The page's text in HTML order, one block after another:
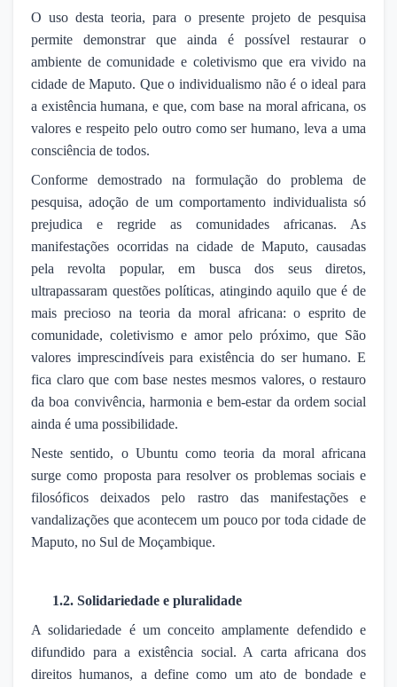
O uso desta teoria, para o presente projeto de pesquisa
permite demonstrar que ainda é possível restaurar o
ambiente de comunidade e coletivismo que era vivido na
cidade de Maputo. Que o individualismo não é o ideal para
a existência humana, e que, com base na moral africana, os
valores e respeito pelo outro como ser humano, leva a uma
consciência de todos.
Conforme demostrado na formulação do problema de
pesquisa, adoção de um comportamento individualista só
prejudica e regride as comunidades africanas. As
manifestações ocorridas na cidade de Maputo, causadas
pela revolta popular, em busca dos seus diretos,
ultrapassaram questões políticas, atingindo aquilo que é de
mais precioso na teoria da moral africana: o esprito de
comunidade, coletivismo e amor pelo próximo, que São
valores imprescindíveis para existência do ser humano. E
fica claro que com base nestes mesmos valores, o restauro
da boa convivência, harmonia e bem-estar da ordem social
ainda é uma possibilidade.
Neste sentido, o Ubuntu como teoria da moral africana
surge como proposta para resolver os problemas sociais e
filosóficos deixados pelo rastro das manifestações e
vandalizações que acontecem um pouco por toda cidade de
Maputo, no Sul de Moçambique.
1.2. Solidariedade e pluralidade
A solidariedade é um conceito amplamente defendido e
difundido para a existência social. A carta africana dos
direitos humanos, a define como um ato de bondade e